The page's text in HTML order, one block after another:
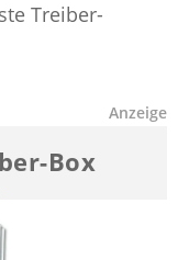
Treiber-